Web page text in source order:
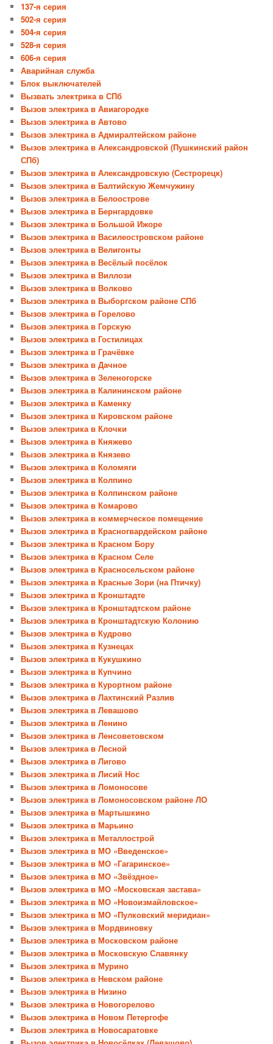
137-я серия
502-я серия
504-я серия
528-я серия
606-я серия
Аварийная служба
Блок выключателей
Вызвать электрика в СПб
Вызов электрика в Авиагородке
Вызов электрика в Автово
Вызов электрика в Адмиралтейском районе
Вызов электрика в Александровской (Пушкинский район
СПб)
Вызов электрика в Александровскую (Сестрорецк)
Вызов электрика в Балтийскую Жемчужину
Вызов электрика в Белоострове
Вызов электрика в Бернгардовке
Вызов электрика в Большой Ижоре
Вызов электрика в Василеостровском районе
Вызов электрика в Велигонты
Вызов электрика в Весёлый посёлок
Вызов электрика в Виллози
Вызов электрика в Волково
Вызов электрика в Выборгском районе СПб
Вызов электрика в Горелово
Вызов электрика в Горскую
Вызов электрика в Гостилицах
Вызов электрика в Грачёвке
Вызов электрика в Дачное
Вызов электрика в Зеленогорске
Вызов электрика в Калининском районе
Вызов электрика в Каменку
Вызов электрика в Кировском районе
Вызов электрика в Клочки
Вызов электрика в Княжево
Вызов электрика в Князево
Вызов электрика в Коломяги
Вызов электрика в Колпино
Вызов электрика в Колпинском районе
Вызов электрика в Комарово
Вызов электрика в коммерческое помещение
Вызов электрика в Красногвардейском районе
Вызов электрика в Красном Бору
Вызов электрика в Красном Селе
Вызов электрика в Красносельском районе
Вызов электрика в Красные Зори (на Птичку)
Вызов электрика в Кронштадте
Вызов электрика в Кронштадтском районе
Вызов электрика в Кронштадтскую Колонию
Вызов электрика в Кудрово
Вызов электрика в Кузнецах
Вызов электрика в Кукушкино
Вызов электрика в Купчино
Вызов электрика в Курортном районе
Вызов электрика в Лахтинский Разлив
Вызов электрика в Левашово
Вызов электрика в Ленино
Вызов электрика в Ленсоветовском
Вызов электрика в Лесной
Вызов электрика в Лигово
Вызов электрика в Лисий Нос
Вызов электрика в Ломоносове
Вызов электрика в Ломоносовском районе ЛО
Вызов электрика в Мартышкино
Вызов электрика в Марьино
Вызов электрика в Металлострой
Вызов электрика в МО «Введенское»
Вызов электрика в МО «Гагаринское»
Вызов электрика в МО «Звёздное»
Вызов электрика в МО «Московская застава»
Вызов электрика в МО «Новоизмайловское»
Вызов электрика в МО «Пулковский меридиан»
Вызов электрика в Мордвиновку
Вызов электрика в Московском районе
Вызов электрика в Московскую Славянку
Вызов электрика в Мурино
Вызов электрика в Невском районе
Вызов электрика в Низино
Вызов электрика в Новогорелово
Вызов электрика в Новом Петергофе
Вызов электрика в Новосаратовке